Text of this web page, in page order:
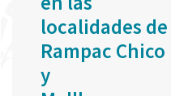
localidades de
Rampac Chico
y